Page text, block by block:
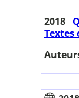
2018
Textes